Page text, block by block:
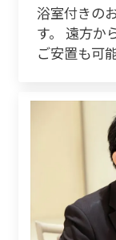
浴室付きの
す。 遠方か
ご安置も可